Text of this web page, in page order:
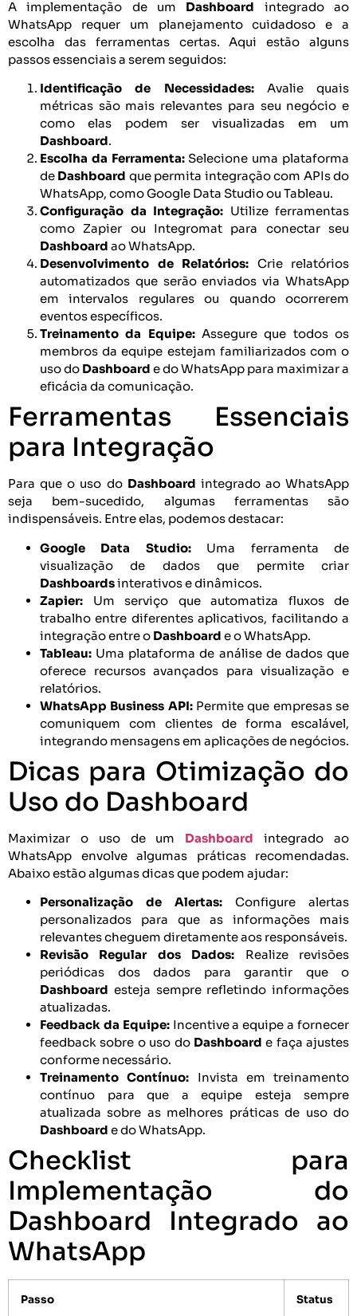
A implementação de um Dashboard integrado ao
WhatsApp requer um planejamento cuidadoso e a
escolha das ferramentas certas. Aqui estão alguns
passos essenciais a serem seguidos:
Identificação de Necessidades:Avalie quais
métricas são mais relevantes para seu negócio e
como elas podem ser visualizadas em um
Dashboard.
Escolha da Ferramenta:Selecione uma plataforma
de Dashboard que permita integração com APIs do
WhatsApp, como Google Data Studio ou Tableau.
Configuração da Integração: Utilize ferramentas
como Zapier ou Integromat para conectar seu
Dashboard ao WhatsApp.
Desenvolvimento de Relatórios: Crie relatórios
automatizados que serão enviados via WhatsApp
em intervalos regulares ou quando ocorrerem
eventos específicos.
Treinamento da Equipe:Assegure que todos os
membros da equipe estejam familiarizados com o
uso do Dashboard e do WhatsApp para maximizar a
eficácia da comunicação.
Ferramentas Essenciais
para Integração
Para que o uso do Dashboard integrado ao WhatsApp
seja bem-sucedido, algumas ferramentas são
indispensáveis. Entre elas, podemos destacar:
Google Data Studio:Uma ferramenta de
visualização de dados que permite criar
Dashboardsinterativos e dinâmicos.
Zapier: Um serviço que automatiza fluxos de
trabalho entre diferentes aplicativos, facilitando a
integração entre o Dashboard e o WhatsApp.
Tableau: Uma plataforma de análise de dados que
oferece recursos avançados para visualização e
relatórios.
WhatsApp Business API:Permite que empresas se
comuniquem com clientes de forma escalável,
integrando mensagens em aplicações de negócios.
Dicas para Otimização do
Uso do Dashboard
Maximizar o uso de um Dashboard integrado ao
WhatsApp envolve algumas práticas recomendadas.
Abaixo estão algumas dicas que podem ajudar:
Personalização de Alertas: Configure alertas
personalizados para que as informações mais
relevantes cheguem diretamente aos responsáveis.
Revisão Regular dos Dados: Realize revisões
periódicas dos dados para garantir que o
Dashboard esteja sempre refletindo informações
atualizadas.
Feedback da Equipe:Incentive a equipe a fornecer
feedback sobre o uso do Dashboard e faça ajustes
conforme necessário.
Treinamento Contínuo: Invista em treinamento
contínuo para que a equipe esteja sempre
atualizada sobre as melhores práticas de uso do
Dashboard e do WhatsApp.
Checklist para
Implementação do
Dashboard Integrado ao
WhatsApp
Passo Status